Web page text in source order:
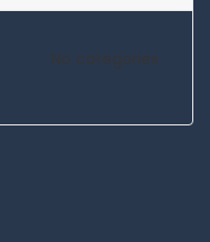
No categories